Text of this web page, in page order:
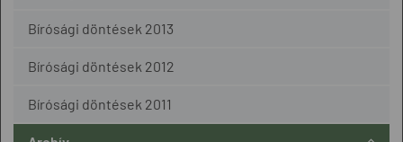
Bírósági döntések 2013
Bírósági döntések 2012
Bírósági döntések 2011